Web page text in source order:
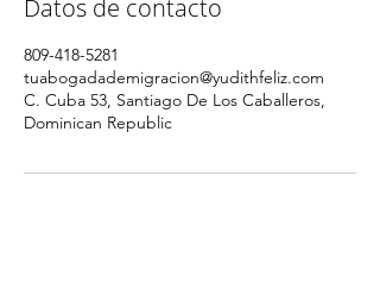
Datos de contacto
809-418-5281
tuabogadademigracion@yudithfeliz.com
C. Cuba 53, Santiago De Los Caballeros,
Dominican Republic